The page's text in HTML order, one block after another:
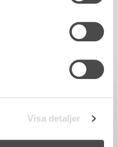
Visa detaljer